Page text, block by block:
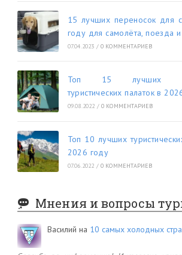
15 лучших переносок для
году для самолёта, поезда
07.04.2023 / 0 КОММЕНТАРИЕВ
Топ 15 лучших
туристических палаток в
09.08.2022 / 0 КОММЕНТАРИЕВ
Топ 10 лучших
2026 году
07.06.2022 / 0 КОММЕНТАРИЕВ
Мнения и вопросы
Василий на 10 самых холодных